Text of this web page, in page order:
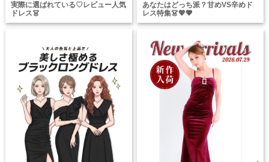
実際に選ばれている♡レビュー人気
ドレス👗
あなたはどっち派？甘めVS辛めド
レス特集👗💖🖤